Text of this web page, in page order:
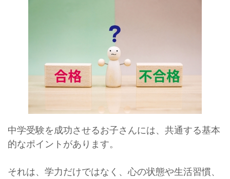
中学受験を成功させるお子さんには、共通する基本
的なポイントがあります。
それは、学力だけではなく、心の状態や生活習慣、